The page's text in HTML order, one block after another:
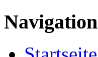
Navigation